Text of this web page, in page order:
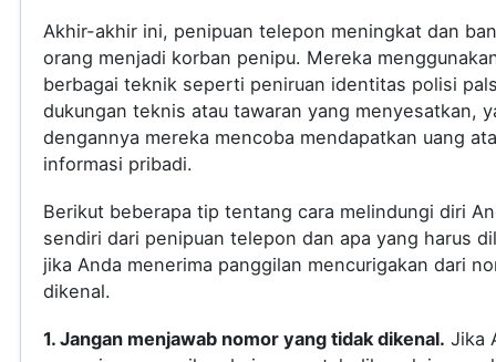
Akhir-akhir ini, penipuan telepon meningkat dan
orang menjadi korban penipu. Mereka
berbagai teknik seperti peniruan identitas polisi
dukungan teknis atau tawaran yang menyesatkan,
dengannya mereka mencoba mendapatkan uang
informasi pribadi.
Berikut beberapa tip tentang cara melindungi diri
sendiri dari penipuan telepon dan apa yang harus
jika Anda menerima panggilan mencurigakan dari
dikenal.
1. Jangan menjawab nomor yang tidak dikenal. Jika